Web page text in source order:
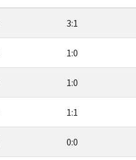
3:1
1:0
1:0
1:1
0:0